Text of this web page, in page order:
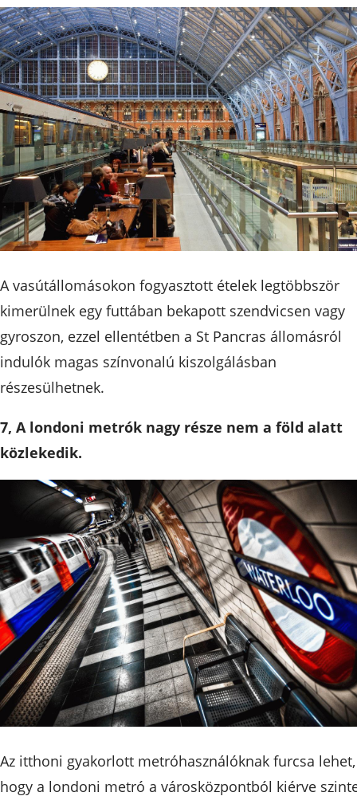
A vasútállomásokon fogyasztott ételek legtöbbször
kimerülnek egy futtában bekapott szendvicsen vagy
gyroszon, ezzel ellentétben a St Pancras állomásról
indulók magas színvonalú kiszolgálásban
részesülhetnek.
7, A londoni metrók nagy része nem a föld alatt
közlekedik.
Az itthoni gyakorlott metróhasználóknak furcsa lehet,
hogy a londoni metró a városközpontból kiérve